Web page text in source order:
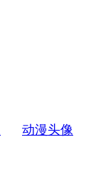
动漫头像